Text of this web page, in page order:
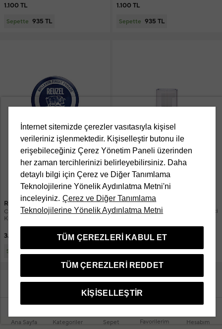
Ana Sayfa Kategoriler Sepet Favorilerim Hesabım
1.100 TL
Sepette 935 TL
1.100 TL
Sepette 935 TL
Reuzel
Clay Matte Pomade Orta Tutucu Mat
Kil Wax 95 gr + Fiber Pomade Water
Soluble Saç Şekillendirici 95 gr 2'li
Erkek Saç Bakım Seti
3.780 TL
Sepette 2.646 TL
Revitalash
Volume Enhancing Foam Güçlendirici
9.200 TL
DAHA FAZLA ÜRÜN GÖSTER
İnternet sitemizde çerezler vasıtasıyla kişisel
verileriniz işlenmektedir. Kişiselleştir butonu ile
erişebileceğiniz Çerez Yönetim Paneli üzerinden
her zaman tercihlerinizi belirleyebilirsiniz. Daha
detaylı bilgi için Çerez ve Diğer Tanımlama
Teknolojilerine Yönelik Aydınlatma Metni'ni
inceleyiniz. Çerez ve Diğer Tanımlama
Teknolojilerine Yönelik Aydınlatma Metni
TÜM ÇEREZLERI KABUL ET
TÜM ÇEREZLERI REDDET
KIŞISELLEŞTIR